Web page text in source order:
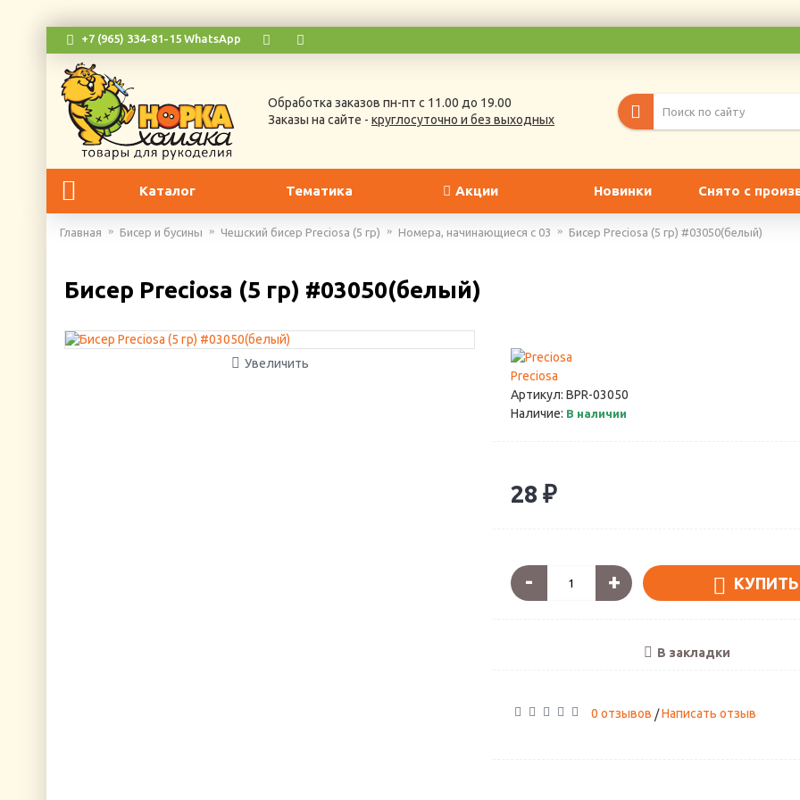
+7 (965) 334-81-15 WhatsApp
Обработка заказов пн-пт с 11.00 до 19.00
Заказы на сайте - круглосуточно и без выходных
Каталог Тематика Акции Новинки Снято с
Главная Бисер и бусины Чешский бисер Preciosa (5 гр) Номера, начинающиеся с 03 Бисер Preciosa (5 гр) #03050(белый)
1890 ₽
Бисер Preciosa (5 гр) #03050(белый)
Увеличить
Preciosa
Артикул: BPR-03050
Наличие: В наличии
28 ₽
- + КУПИТЬ
В закладки
0 отзывов /Написать отзыв